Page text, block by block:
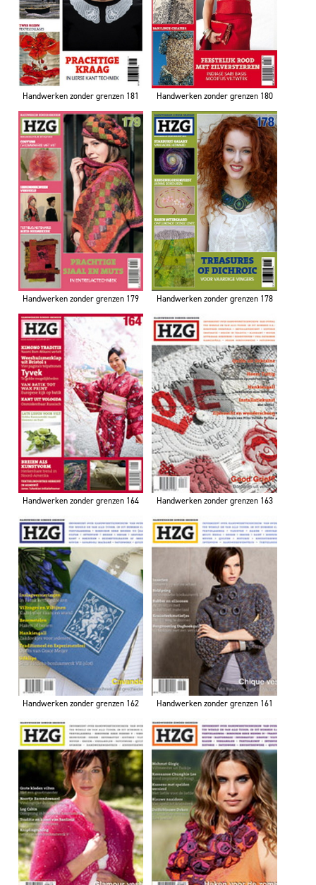
Handwerken zonder grenzen 181 Handwerken zonder grenzen 180
Handwerken zonder grenzen 179 Handwerken zonder grenzen 178
Handwerken zonder grenzen 164 Handwerken zonder grenzen 163
Handwerken zonder grenzen 162 Handwerken zonder grenzen 161